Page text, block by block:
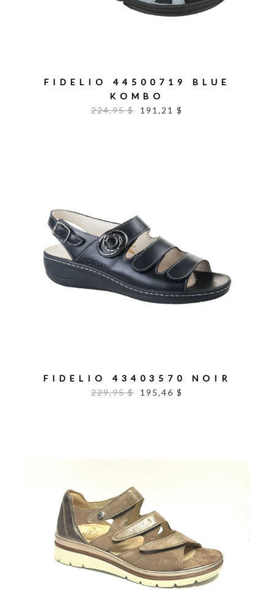
FIDELIO 44500719 BLUE
KOMBO
224,95 $
191,21 $
FIDELIO 43403570 NOIR
229,95 $
195,46 $